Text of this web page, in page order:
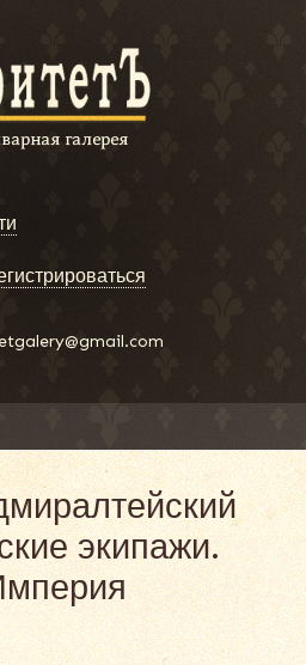
экипажи.